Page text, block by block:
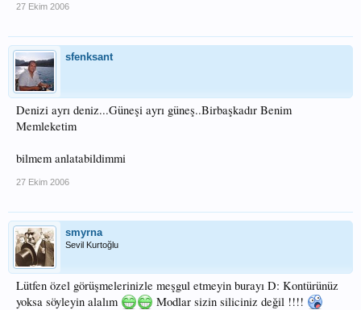
27 Ekim 2006
sfenksant
Denizi ayrı deniz...Güneşi ayrı güneş..Birbaşkadır Benim
Memleketim
bilmem anlatabildimmi
27 Ekim 2006
smyrna
Sevil Kurtoğlu
Lütfen özel görüşmelerinizle meşgul etmeyin burayı D: Kontürünüz
yoksa söyleyin alalım
Modlar sizin siliciniz değil !!!!